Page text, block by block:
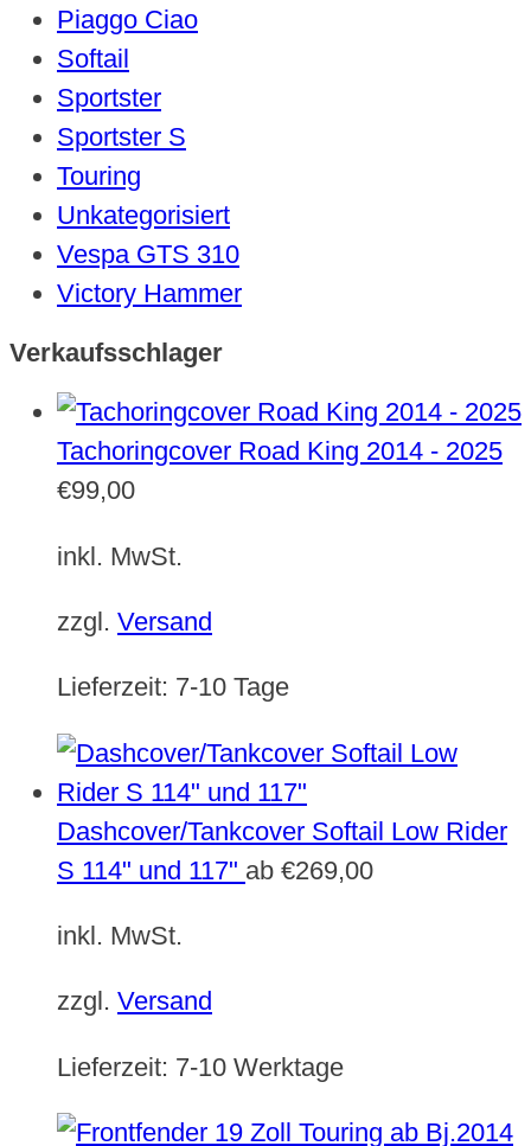
Piaggo Ciao
Softail
Sportster
Sportster S
Touring
Unkategorisiert
Vespa GTS 310
Victory Hammer
Verkaufsschlager
Tachoringcover Road King 2014 - 2025
€99,00
inkl. MwSt.
zzgl. Versand
Lieferzeit: 7-10 Tage
Dashcover/Tankcover Softail Low Rider
S 114" und 117" ab €269,00
inkl. MwSt.
zzgl. Versand
Lieferzeit: 7-10 Werktage